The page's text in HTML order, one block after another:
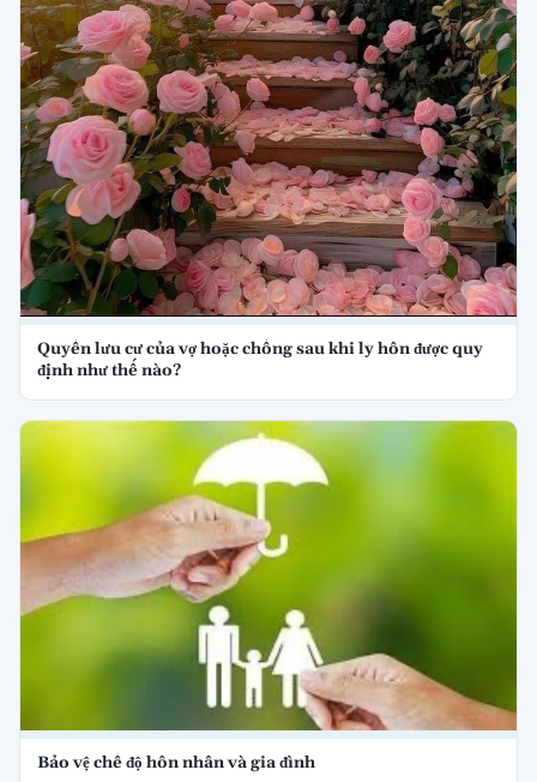
Quyền lưu cư của vợ hoặc chồng sau khi ly hôn được quy
định như thế nào?
Bảo vệ chế độ hôn nhân và gia đình